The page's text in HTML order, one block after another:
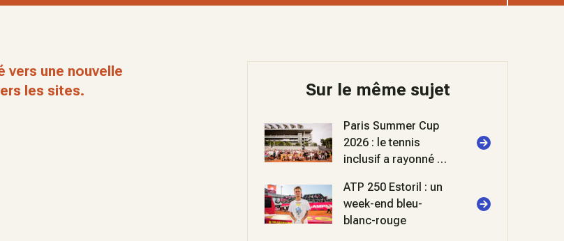
vers une nouvelle
les sites.
Sur le même sujet
Paris Summer Cup
2026 : le tennis
inclusif a rayonné à
ATP 250 Estoril : un
week-end bleu-
blanc-rouge